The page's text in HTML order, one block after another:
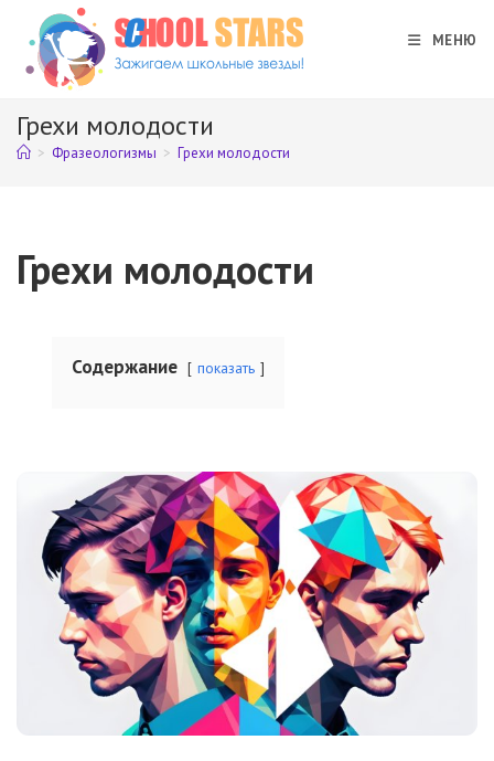
Перейти
содержимому
МЕНЮ
Грехи молодости
> Фразеологизмы > Грехи молодости
Грехи молодости
Содержание показать